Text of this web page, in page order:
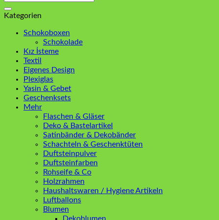
Kategorien
Schokoboxen
Schokolade
Kız İsteme
Textil
Eigenes Design
Plexiglas
Yasin & Gebet
Geschenksets
Mehr
Flaschen & Gläser
Deko & Bastelartikel
Satinbänder & Dekobänder
Schachteln & Geschenktüten
Duftsteinpulver
Duftsteinfarben
Rohseife & Co
Holzrahmen
Haushaltswaren / Hygiene Artikeln
Luftballons
Blumen